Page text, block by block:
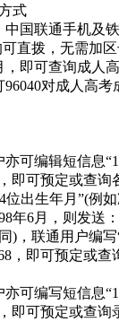
式
联通手机及铁
直拨，无需加
，即可查询成人
对成人高
编辑短信息
即可预定或查询
位出生年月”(例
年6月，则发送：
)，联通用户编
，即可预定或查
编写短信息
即可预定或查询